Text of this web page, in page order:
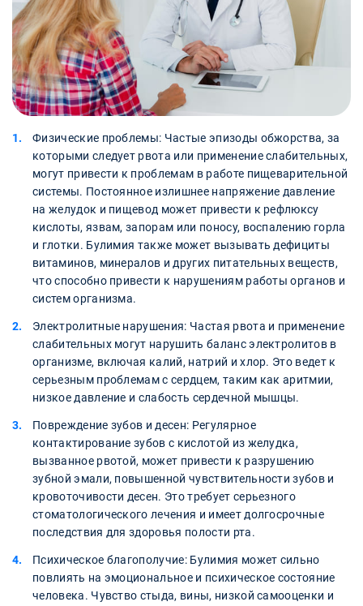
Физические проблемы: Частые эпизоды обжорства, за
которыми следует рвота или применение слабительных,
могут привести к проблемам в работе пищеварительной
системы. Постоянное излишнее напряжение давление
на желудок и пищевод может привести к рефлюксу
кислоты, язвам, запорам или поносу, воспалению горла
и глотки. Булимия также может вызывать дефициты
витаминов, минералов и других питательных веществ,
что способно привести к нарушениям работы органов и
систем организма.
Электролитные нарушения: Частая рвота и применение
слабительных могут нарушить баланс электролитов в
организме, включая калий, натрий и хлор. Это ведет к
серьезным проблемам с сердцем, таким как аритмии,
низкое давление и слабость сердечной мышцы.
Повреждение зубов и десен: Регулярное
контактирование зубов с кислотой из желудка,
вызванное рвотой, может привести к разрушению
зубной эмали, повышенной чувствительности зубов и
кровоточивости десен. Это требует серьезного
стоматологического лечения и имеет долгосрочные
последствия для здоровья полости рта.
Психическое благополучие: Булимия может сильно
повлиять на эмоциональное и психическое состояние
человека. Чувство стыда, вины, низкой самооценки и